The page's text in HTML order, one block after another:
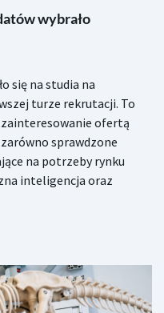
wybrało
się na studia na
turze rekrutacji. To
ofertą
sprawdzone
na potrzeby rynku
inteligencja oraz